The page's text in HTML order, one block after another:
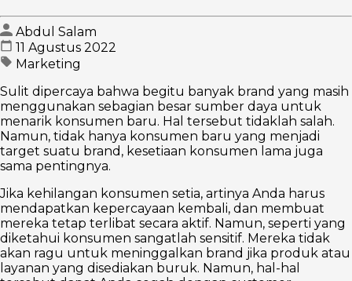
Abdul Salam
11 Agustus 2022
Marketing
Sulit dipercaya bahwa begitu banyak brand yang masih
menggunakan sebagian besar sumber daya untuk
menarik konsumen baru. Hal tersebut tidaklah salah.
Namun, tidak hanya konsumen baru yang menjadi
target suatu brand, kesetiaan konsumen lama juga
sama pentingnya.
Jika kehilangan konsumen setia, artinya Anda harus
mendapatkan kepercayaan kembali, dan membuat
mereka tetap terlibat secara aktif. Namun, seperti yang
diketahui konsumen sangatlah sensitif. Mereka tidak
akan ragu untuk meninggalkan brand jika produk atau
layanan yang disediakan buruk. Namun, hal-hal